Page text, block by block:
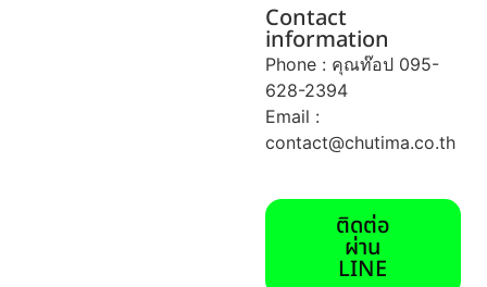
Contact
information
Phone : คุณท๊อป 095-
628-2394
Email :
contact@chutima.co.th
ติดต่อ
ผ่าน
LINE